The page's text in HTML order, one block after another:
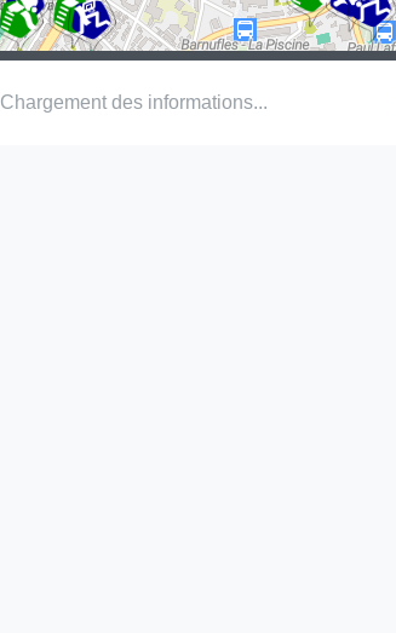
Chargement des informations...